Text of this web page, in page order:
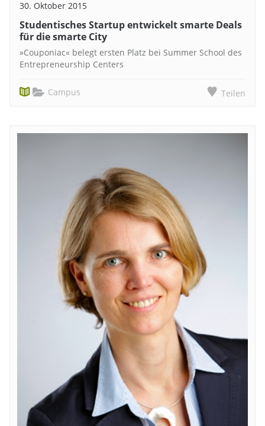
30. Oktober 2015
Studentisches Startup entwickelt smarte Deals
für die smarte City
»Couponiac« belegt ersten Platz bei Summer School des
Entrepreneurship Centers
Campus Teilen